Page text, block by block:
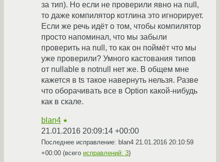
за тип). Но если не проверили явно на null,
то даже компилятор котлина это игнорирует.
Если же речь идёт о том, чтобы компилятор
просто напоминал, что мы забыли
проверить на null, то как он поймёт что мы
уже проверили? Умного кастования типов
от nullable в notnull нет же. В общем мне
кажется в ts такое навернуть нельзя. Разве
что оборачивать все в Option какой-нибудь
как в скале.
blan4 ★
21.01.2016 20:09:14 +00:00
Последнее исправление: blan4 21.01.2016 20:10:59
+00:00 (всего исправлений: 3)